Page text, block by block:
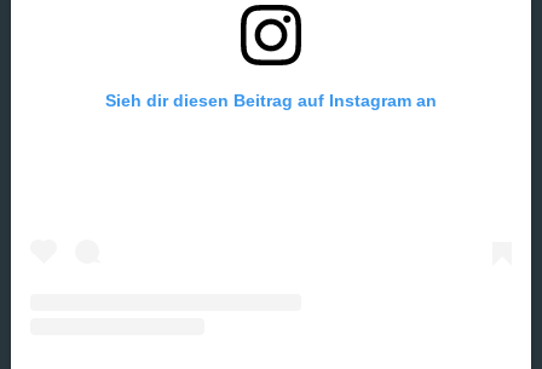
Sieh dir diesen Beitrag auf Instagram an